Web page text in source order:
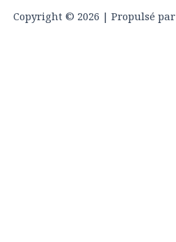
Copyright © 2026 | Propulsé par